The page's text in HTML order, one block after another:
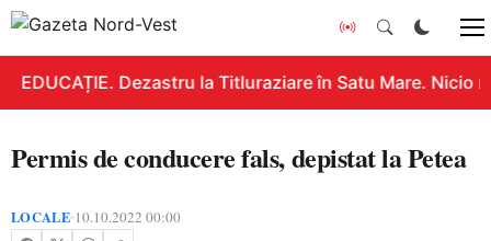
EDUCAȚIE. Dezastru la Titluraziare în Satu Mare. Nicio
Permis de conducere fals, depistat la Petea
LOCALE•10.10.2022 00:00